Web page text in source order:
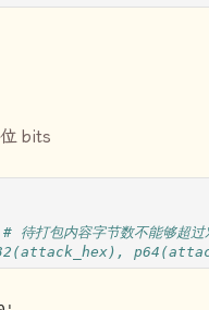
位 bits
包内容字节数不能够超过